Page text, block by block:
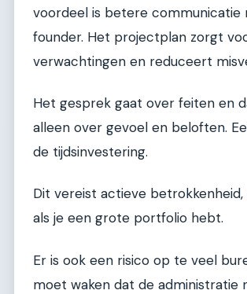
voordeel is betere communicatie
founder. Het projectplan zorgt
verwachtingen en reduceert
Het gesprek gaat over feiten en
alleen over gevoel en beloften.
de tijdsinvestering.
Dit vereist actieve betrokkenheid,
als je een grote portfolio hebt.
Er is ook een risico op te veel
moet waken dat de administratie